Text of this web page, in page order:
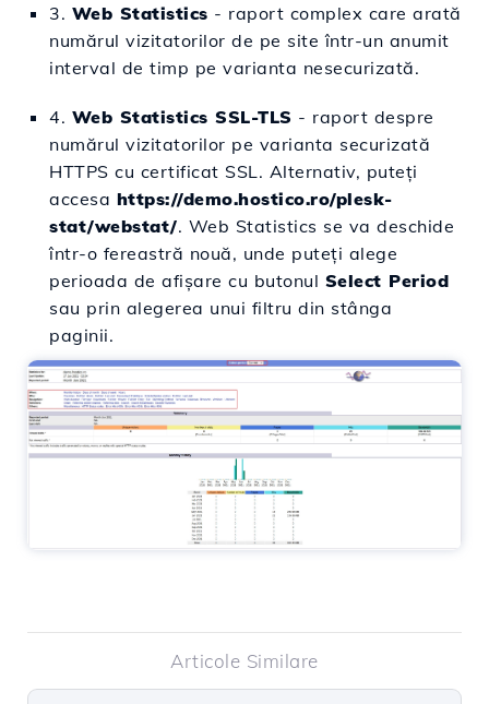
3. Web Statistics - raport complex care arată
numărul vizitatorilor de pe site într-un anumit
interval de timp pe varianta nesecurizată.
4. Web Statistics SSL-TLS - raport despre
numărul vizitatorilor pe varianta securizată
HTTPS cu certificat SSL. Alternativ, puteți
accesa https://demo.hostico.ro/plesk-
stat/webstat/. Web Statistics se va deschide
într-o fereastră nouă, unde puteți alege
perioada de afișare cu butonul Select Period
sau prin alegerea unui filtru din stânga
paginii.
Articole Similare